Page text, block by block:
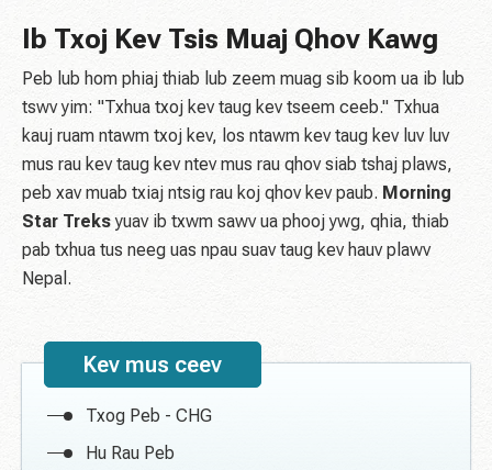
Ib Txoj Kev Tsis Muaj Qhov Kawg
Peb lub hom phiaj thiab lub zeem muag sib koom ua ib lub
tswv yim: "Txhua txoj kev taug kev tseem ceeb." Txhua
kauj ruam ntawm txoj kev, los ntawm kev taug kev luv luv
mus rau kev taug kev ntev mus rau qhov siab tshaj plaws,
peb xav muab txiaj ntsig rau koj qhov kev paub. Morning
Star Treksyuav ib txwm sawv ua phooj ywg, qhia, thiab
pab txhua tus neeg uas npau suav taug kev hauv plawv
Nepal.
Kev mus ceev
Txog Peb - CHG
Hu Rau Peb